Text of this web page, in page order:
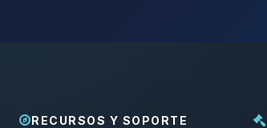
RECURSOS Y SOPORTE